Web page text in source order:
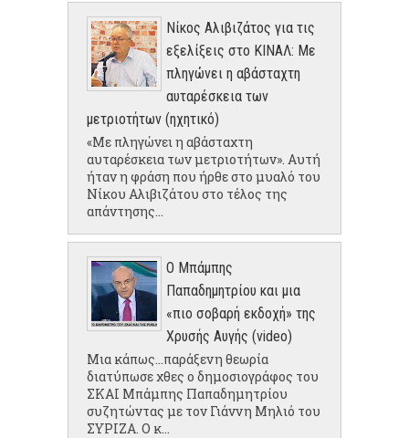
Νίκος Αλιβιζάτος για τις
εξελίξεις στο ΚΙΝΑΛ: Με
πληγώνει η αβάσταχτη
αυταρέσκεια των
μετριοτήτων (ηχητικό)
«Με πληγώνει η αβάσταχτη
αυταρέσκεια των μετριοτήτων». Αυτή
ήταν η φράση που ήρθε στο μυαλό του
Νίκου Αλιβιζάτου στο τέλος της
απάντησης...
Ο Μπάμπης
Παπαδημητρίου και μια
«πιο σοβαρή εκδοχή» της
Χρυσής Αυγής (video)
Μια κάπως...παράξενη θεωρία
διατύπωσε χθες ο δημοσιογράφος του
ΣΚΑΙ Μπάμπης Παπαδημητρίου
συζητώντας με τον Γιάννη Μηλιό του
ΣΥΡΙΖΑ. Ο κ...